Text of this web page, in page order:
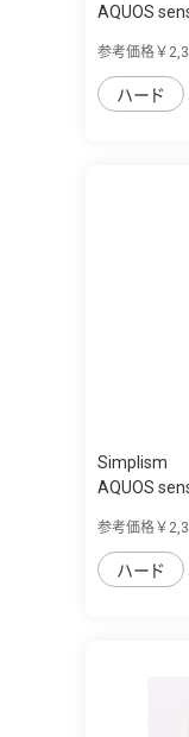
AQUOS
参考価格￥
ハード
Simplism
AQUOS
参考価格￥
ハード